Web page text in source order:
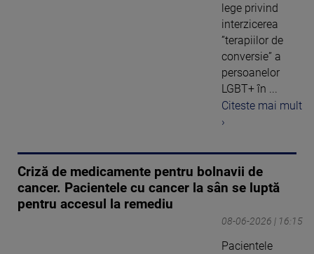
lege privind
interzicerea
”terapiilor de
conversie” a
persoanelor
LGBT+ în ...
Citeste mai mult
›
Criză de medicamente pentru bolnavii de
cancer. Pacientele cu cancer la sân se luptă
pentru accesul la remediu
08-06-2026 | 16:15
Pacientele